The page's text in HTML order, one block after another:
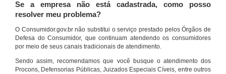
Se a empresa não está cadastrada, como posso
resolver meu problema?
O Consumidor.gov.br não substitui o serviço prestado pelos Órgãos de
Defesa do Consumidor, que continuam atendendo os consumidores
por meio de seus canais tradicionais de atendimento.
Sendo assim, recomendamos que você busque o atendimento dos
Procons, Defensorias Públicas, Juizados Especiais Cíveis, entre outros